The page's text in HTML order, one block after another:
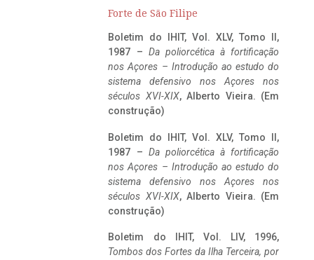
Forte de São Filipe
Boletim do IHIT, Vol. XLV, Tomo II,
1987 – Da poliorcética à fortificação
nos Açores – Introdução ao estudo do
sistema defensivo nos Açores nos
séculos XVI-XIX, Alberto Vieira. (Em
construção)
Boletim do IHIT, Vol. XLV, Tomo II,
1987 – Da poliorcética à fortificação
nos Açores – Introdução ao estudo do
sistema defensivo nos Açores nos
séculos XVI-XIX, Alberto Vieira. (Em
construção)
Boletim do IHIT, Vol. LIV, 1996,
Tombos dos Fortes da Ilha Terceira, por